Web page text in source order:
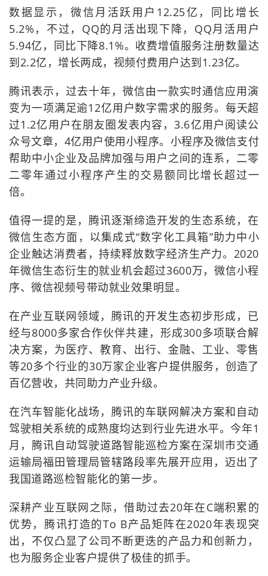
数据显示，微信月活跃用户12.25亿，同比增长
5.2%，不过，QQ的月活出现下降，QQ月活用户
5.94亿，同比下降8.1%。收费增值服务注册数量达
到2.2亿，增长两成，视频付费用户达到1.23亿。
腾讯表示，过去十年，微信由一款实时通信应用演
变为一项满足逾12亿用户数字需求的服务。每天超
过1.2亿用户在朋友圈发表内容，3.6亿用户阅读公
众号文章，4亿用户使用小程序。小程序及微信支付
帮助中小企业及品牌加强与用户之间的连系，二零
二零年通过小程序产生的交易额同比增长超过一
倍。
值得一提的是，腾讯逐渐缔造开发的生态系统，在
微信生态方面，以集成式“数字化工具箱”助力中小
企业触达消费者，持续释放数字经济生产力。2020
年微信生态衍生的就业机会超过3600万，微信小程
序、微信视频号带动就业效果明显。
在产业互联网领域，腾讯的开发生态初步形成，已
经与8000多家合作伙伴共建，形成300多项联合解
决方案，为医疗、教育、出行、金融、工业、零售
等20多个行业的30万家企业客户提供服务，创造了
百亿营收，共同助力产业升级。
在汽车智能化战场，腾讯的车联网解决方案和自动
驾驶相关系统的成熟度均达到行业先进水平。今年1
月，腾讯自动驾驶道路智能巡检方案在深圳市交通
运输局福田管理局管辖路段率先展开应用，迈出了
我国道路巡检智能化的第一步。
深耕产业互联网之际，借助过去20年在C端积累的
优势，腾讯打造的To B产品矩阵在2020年表现突
出，不仅凸显了公司不断更迭的产品力和创新力，
也为服务企业客户提供了极佳的抓手。